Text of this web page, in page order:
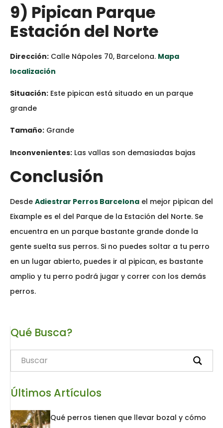
9) Pipican Parque
Estación del Norte
Dirección: Calle Nápoles 70, Barcelona. Mapa
localización
Situación: Este pipican está situado en un parque
grande
Tamaño: Grande
Inconvenientes: Las vallas son demasiadas bajas
Conclusión
Desde Adiestrar Perros Barcelona el mejor pipican del
Eixample es el del Parque de la Estación del Norte. Se
encuentra en un parque bastante grande donde la
gente suelta sus perros. Si no puedes soltar a tu perro
en un lugar abierto, puedes ir al pipican, es bastante
amplio y tu perro podrá jugar y correr con los demás
perros.
Qué Busca?
Últimos Artículos
Qué perros tienen que llevar bozal y cómo